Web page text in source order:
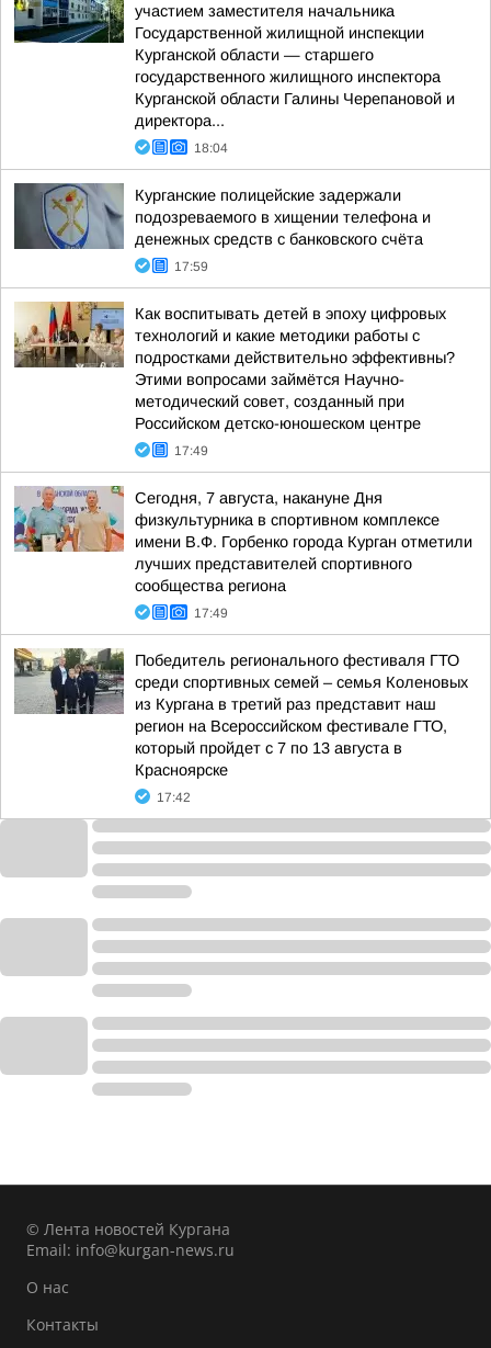
участием заместителя начальника
Государственной жилищной инспекции
Курганской области — старшего
государственного жилищного инспектора
Курганской области Галины Черепановой и
директора...
18:04
Курганские полицейские задержали
подозреваемого в хищении телефона и
денежных средств с банковского счёта
17:59
Как воспитывать детей в эпоху цифровых
технологий и какие методики работы с
подростками действительно эффективны?
Этими вопросами займётся Научно-
методический совет, созданный при
Российском детско-юношеском центре
17:49
Сегодня, 7 августа, накануне Дня
физкультурника в спортивном комплексе
имени В.Ф. Горбенко города Курган отметили
лучших представителей спортивного
сообщества региона
17:49
Победитель регионального фестиваля ГТО
среди спортивных семей – семья Коленовых
из Кургана в третий раз представит наш
регион на Всероссийском фестивале ГТО,
который пройдет с 7 по 13 августа в
Красноярске
17:42
© Лента новостей Кургана
Email: info@kurgan-news.ru
О нас
Контакты